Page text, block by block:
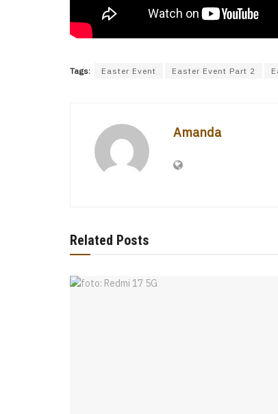
Tags: Easter Event Easter Event Part 2
Amanda
Related Posts